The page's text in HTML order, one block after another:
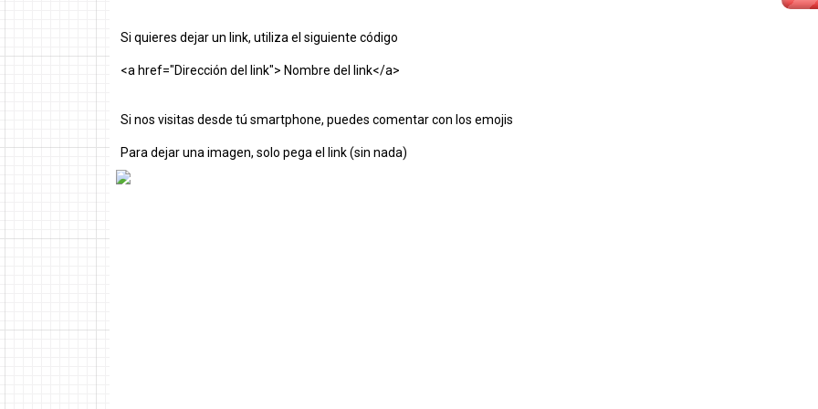
Si quieres dejar un link, utiliza el siguiente código
<a href="Dirección del link"> Nombre del link</a>
Si nos visitas desde tú smartphone, puedes comentar con los emojis
Para dejar una imagen, solo pega el link (sin nada)